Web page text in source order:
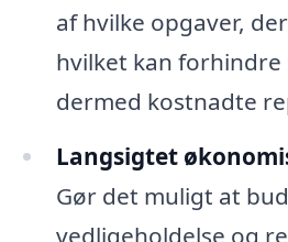
af hvilke opgaver,
hvilket kan
dermed kostnadte
Langsigtet
Gør det muligt at
vedligeholdelse og